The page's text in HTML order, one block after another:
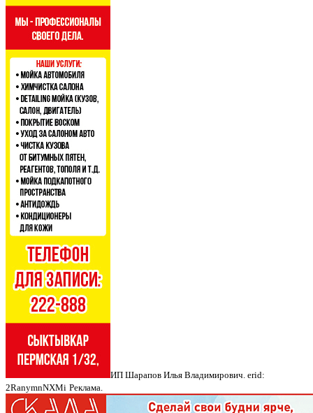
ИП Шарапов Илья Владимирович. erid:
2RanymnNXMi Реклама.